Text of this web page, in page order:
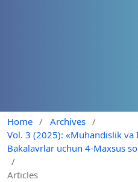
Home / Archives /
Vol. 3 (2025): «Muhandislik
Bakalavrlar uchun 4-Maxsus
/
Articles